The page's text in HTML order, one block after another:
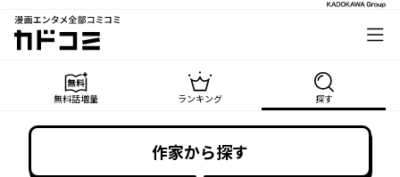
漫画エンタメ全部コミコミ
カドコミ
無料話増量 ランキング 探す
作家から探す